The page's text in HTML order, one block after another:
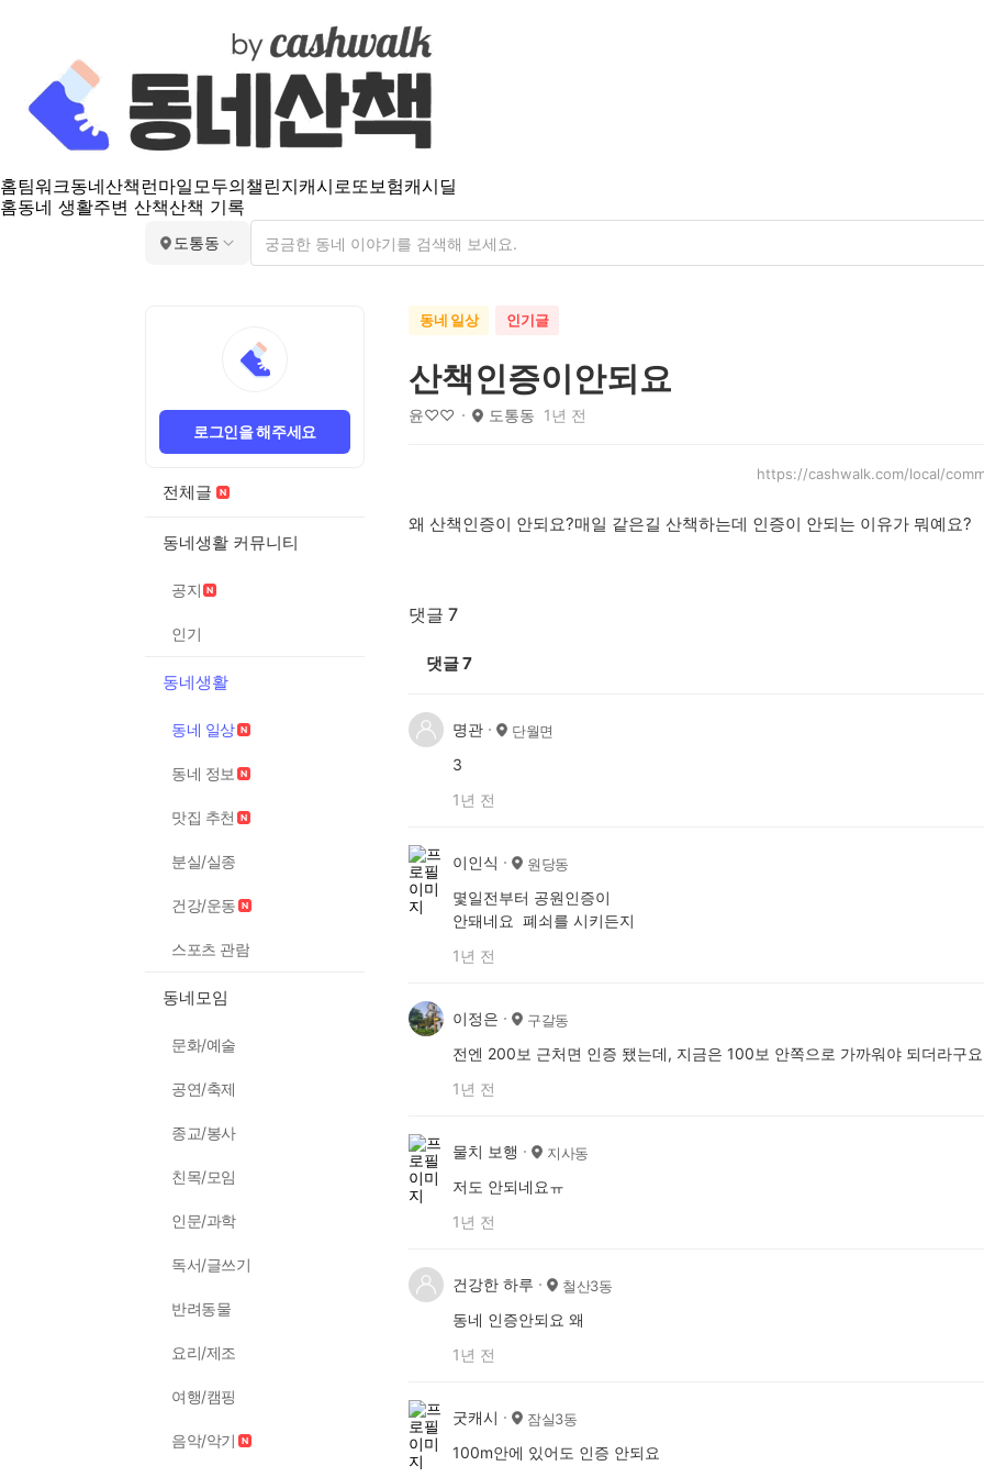
홈팀워크동네산책 런마일모두의챌린지캐시로또보험캐시딜
홈동네 생활주변 산책산책 기록
도통동
로그인을 해주세요
전체글
동네생활 커뮤니티
공지
인기
동네생활
동네 일상
동네 정보
맛집 추천
분실/실종
건강/운동
스포츠 관람
동네모임
문화/예술
공연/축제
종교/봉사
친목/모임
인문/과학
독서/글쓰기
반려동물
요리/제조
여행/캠핑
음악/악기
동네 일상 인기글
산책인증이안되요
윤♡♡ 도통동 1년 전
https://cashwalk.com/local/
왜 산책인증이 안되요?매일 같은길 산책하는데 인증이 안되는 이유가 뭐예요?
댓글 7
댓글7
명관 단월면
3
1년 전
이인식 원당동
몇일전부터 공원인증이
안돼네요 폐쇠를 시키든지
1년 전
이정은 구갈동
전엔 200보 근처면 인증 됐는데, 지금은 100보 안쪽으로 가까워야 되더라구
1년 전
물치 보행 지사동
저도 안되네요ㅠ
1년 전
건강한 하루 철산3동
동네 인증안되요 왜
1년 전
굿캐시 잠실3동
100m안에 있어도 인증 안되요